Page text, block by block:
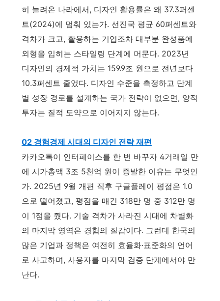
히 늘려온 나라에서, 디자인 활용률은 왜 37.3퍼센
트(2024)에 멈춰 있는가. 선진국 평균 60퍼센트와
격차가 크고, 활용하는 기업조차 대부분 완성품에
외형을 입히는 스타일링 단계에 머문다. 2023년
디자인의 경제적 가치는 159.9조 원으로 전년보다
10.3퍼센트 줄었다. 디자인 수준을 측정하고 단계
별 성장 경로를 설계하는 국가 전략이 없으면, 양적
투자는 질적 도약으로 이어지지 않는다.
02 경험경제 시대의 디자인 전략 재편
카카오톡이 인터페이스를 한 번 바꾸자 4거래일 만
에 시가총액 3조 5천억 원이 증발한 이유는 무엇인
가. 2025년 9월 개편 직후 구글플레이 평점은 1.0
으로 떨어졌고, 평점을 매긴 318만 명 중 312만 명
이 1점을 줬다. 기술 격차가 사라진 시대에 차별화
의 마지막 영역은 경험의 질감이다. 그런데 한국의
많은 기업과 정책은 여전히 효율화·표준화의 언어
로 사고하며, 사용자를 마지막 검증 단계에서야 만
난다.